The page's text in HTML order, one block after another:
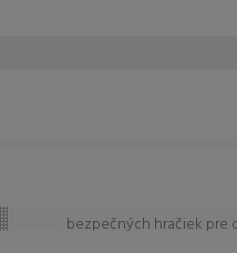
bezpečných hračiek pre